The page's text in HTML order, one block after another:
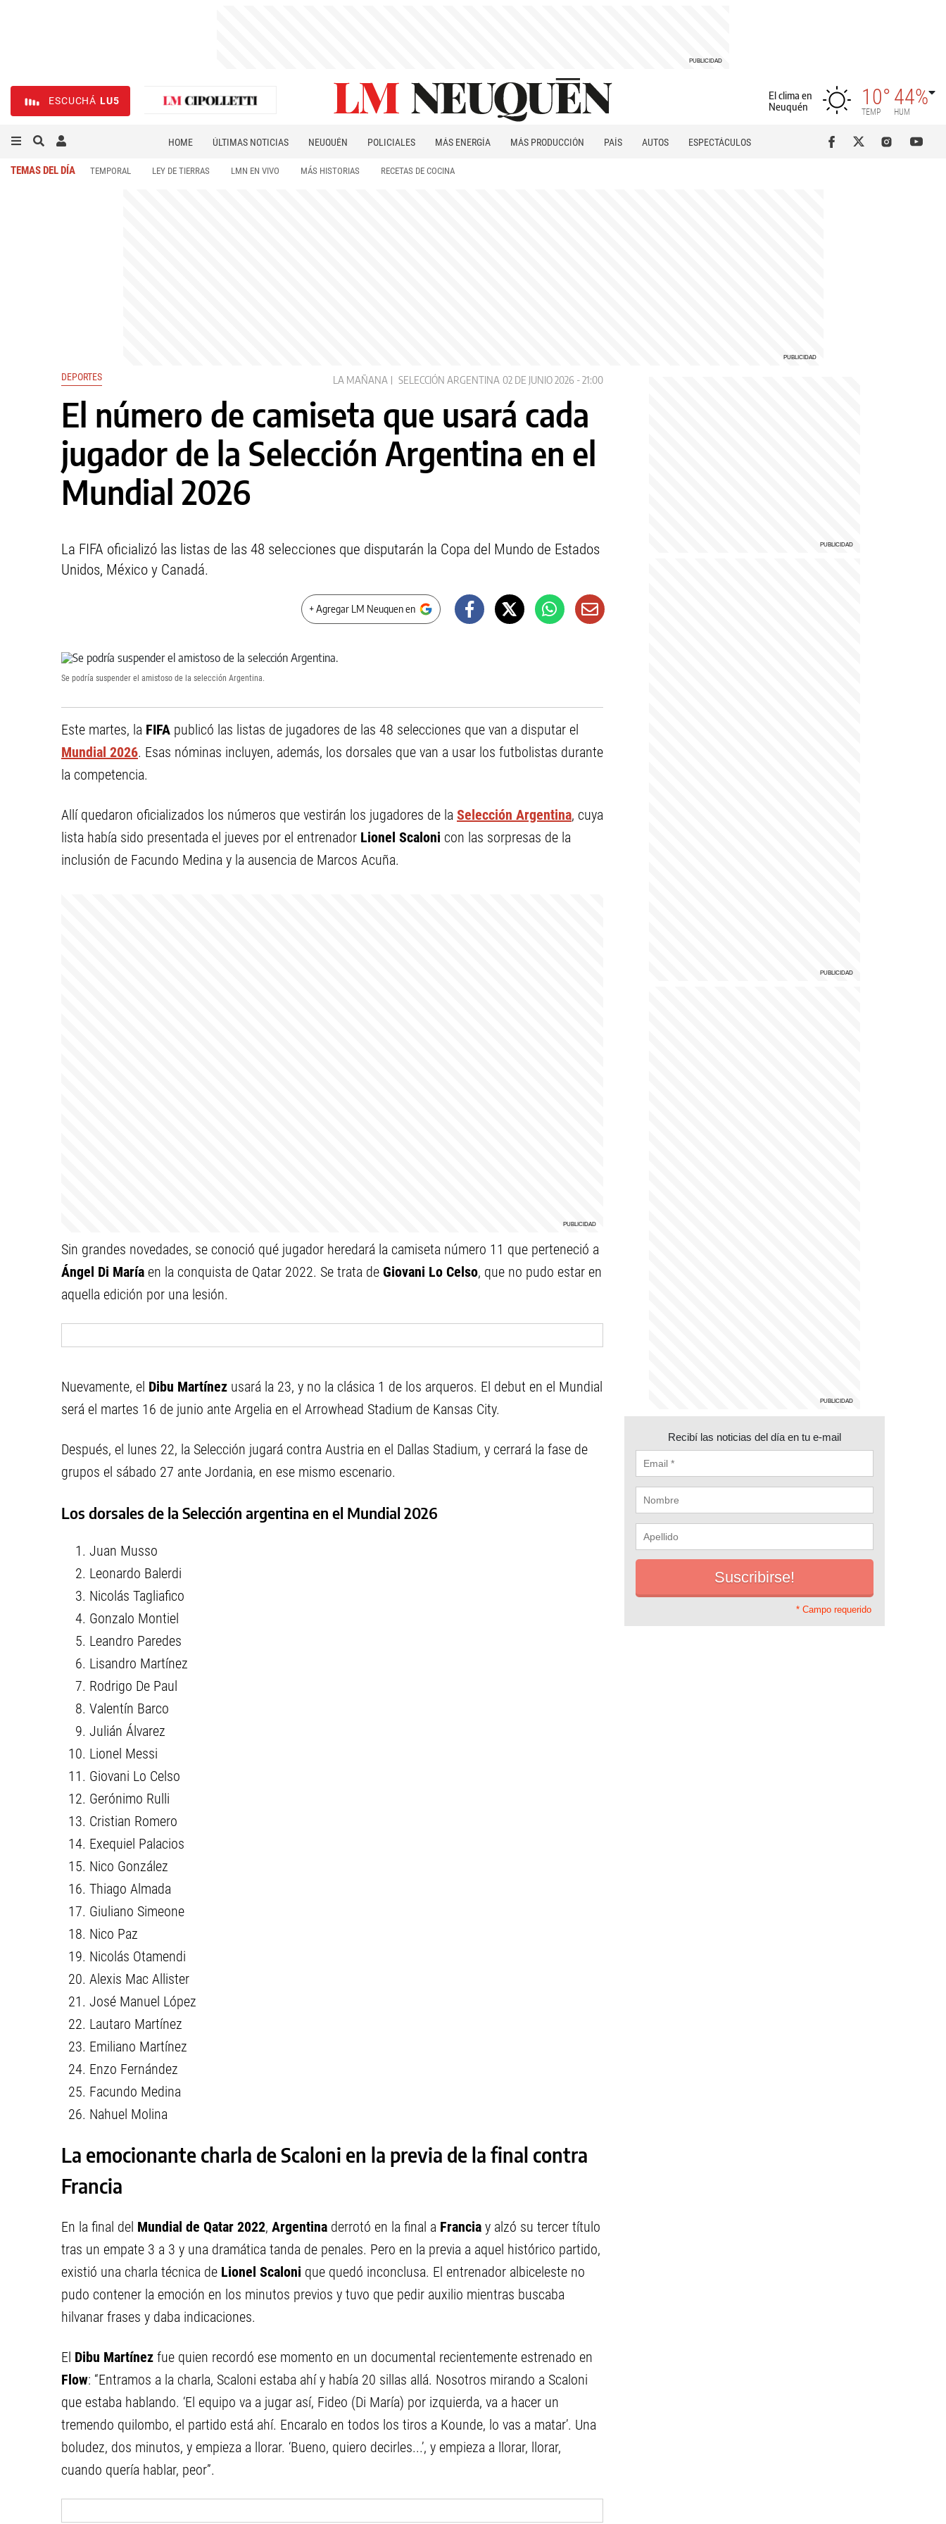
ESCUCHÁ LU5
El clima en
Neuquén
10°
TEMP
44%
HUM
HOME ÚLTIMAS NOTICIAS NEUQUÉN POLICIALES MÁS ENERGÍA MÁS PRODUCCIÓN PAÍS AUTOS
ESPECTÁCULOS
TEMAS DEL DÍA TEMPORAL LEY DE TIERRAS LMN EN VIVO MÁS HISTORIAS RECETAS DE COCINA
DEPORTES LA MAÑANA SELECCIÓN ARGENTINA 02 DE JUNIO 2026 - 21:00
El número de camiseta que usará cada
jugador de la Selección Argentina en el
Mundial 2026
La FIFA oficializó las listas de las 48 selecciones que disputarán la Copa del Mundo de Estados
Unidos, México y Canadá.
+ Agregar LM Neuquen en
Se podría suspender el amistoso de la selección Argentina.
Este martes, la FIFA publicó las listas de jugadores de las 48 selecciones que van a disputar el
Mundial 2026. Esas nóminas incluyen, además, los dorsales que van a usar los futbolistas durante
la competencia.
Allí quedaron oficializados los números que vestirán los jugadores de la Selección Argentina, cuya
lista había sido presentada el jueves por el entrenador Lionel Scaloni con las sorpresas de la
inclusión de Facundo Medina y la ausencia de Marcos Acuña.
Sin grandes novedades, se conoció qué jugador heredará la camiseta número 11 que perteneció a
Ángel Di María en la conquista de Qatar 2022. Se trata de Giovani Lo Celso, que no pudo estar en
aquella edición por una lesión.
Nuevamente, el Dibu Martínez usará la 23, y no la clásica 1 de los arqueros. El debut en el Mundial
será el martes 16 de junio ante Argelia en el Arrowhead Stadium de Kansas City.
Después, el lunes 22, la Selección jugará contra Austria en el Dallas Stadium, y cerrará la fase de
grupos el sábado 27 ante Jordania, en ese mismo escenario.
Los dorsales de la Selección argentina en el Mundial 2026
Juan Musso
Leonardo Balerdi
Nicolás Tagliafico
Gonzalo Montiel
Leandro Paredes
Lisandro Martínez
Rodrigo De Paul
Valentín Barco
Julián Álvarez
Lionel Messi
Giovani Lo Celso
Gerónimo Rulli
Cristian Romero
Exequiel Palacios
Nico González
Thiago Almada
Giuliano Simeone
Nico Paz
Nicolás Otamendi
Alexis Mac Allister
José Manuel López
Lautaro Martínez
Emiliano Martínez
Enzo Fernández
Facundo Medina
Nahuel Molina
La emocionante charla de Scaloni en la previa de la final contra
Francia
En la final del Mundial de Qatar 2022, Argentina derrotó en la final a Francia y alzó su tercer título
tras un empate 3 a 3 y una dramática tanda de penales. Pero en la previa a aquel histórico partido,
existió una charla técnica de Lionel Scaloni que quedó inconclusa. El entrenador albiceleste no
pudo contener la emoción en los minutos previos y tuvo que pedir auxilio mientras buscaba
hilvanar frases y daba indicaciones.
El Dibu Martínez fue quien recordó ese momento en un documental recientemente estrenado en
Flow: “Entramos a la charla, Scaloni estaba ahí y había 20 sillas allá. Nosotros mirando a Scaloni
que estaba hablando. ‘El equipo va a jugar así, Fideo (Di María) por izquierda, va a hacer un
tremendo quilombo, el partido está ahí. Encaralo en todos los tiros a Kounde, lo vas a matar’. Una
boludez, dos minutos, y empieza a llorar. ‘Bueno, quiero decirles...’, y empieza a llorar, llorar,
cuando quería hablar, peor”.
Recibí las noticias del día en tu e-mail
* Campo requerido